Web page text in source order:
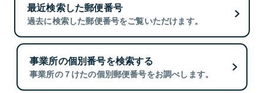
最近検索した郵便番号
過去に検索した郵便番号をご覧いただけます。
事業所の個別番号を検索する
事業所の７けたの個別郵便番号をお調べします。